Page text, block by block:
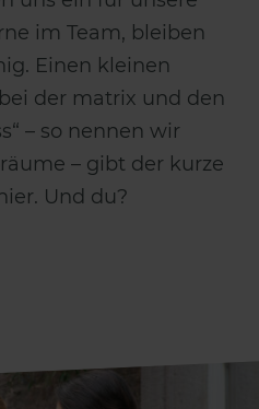
im Team, bleiben
Einen kleinen
der matrix und den
– so nennen wir
– gibt der kurze
Und du?